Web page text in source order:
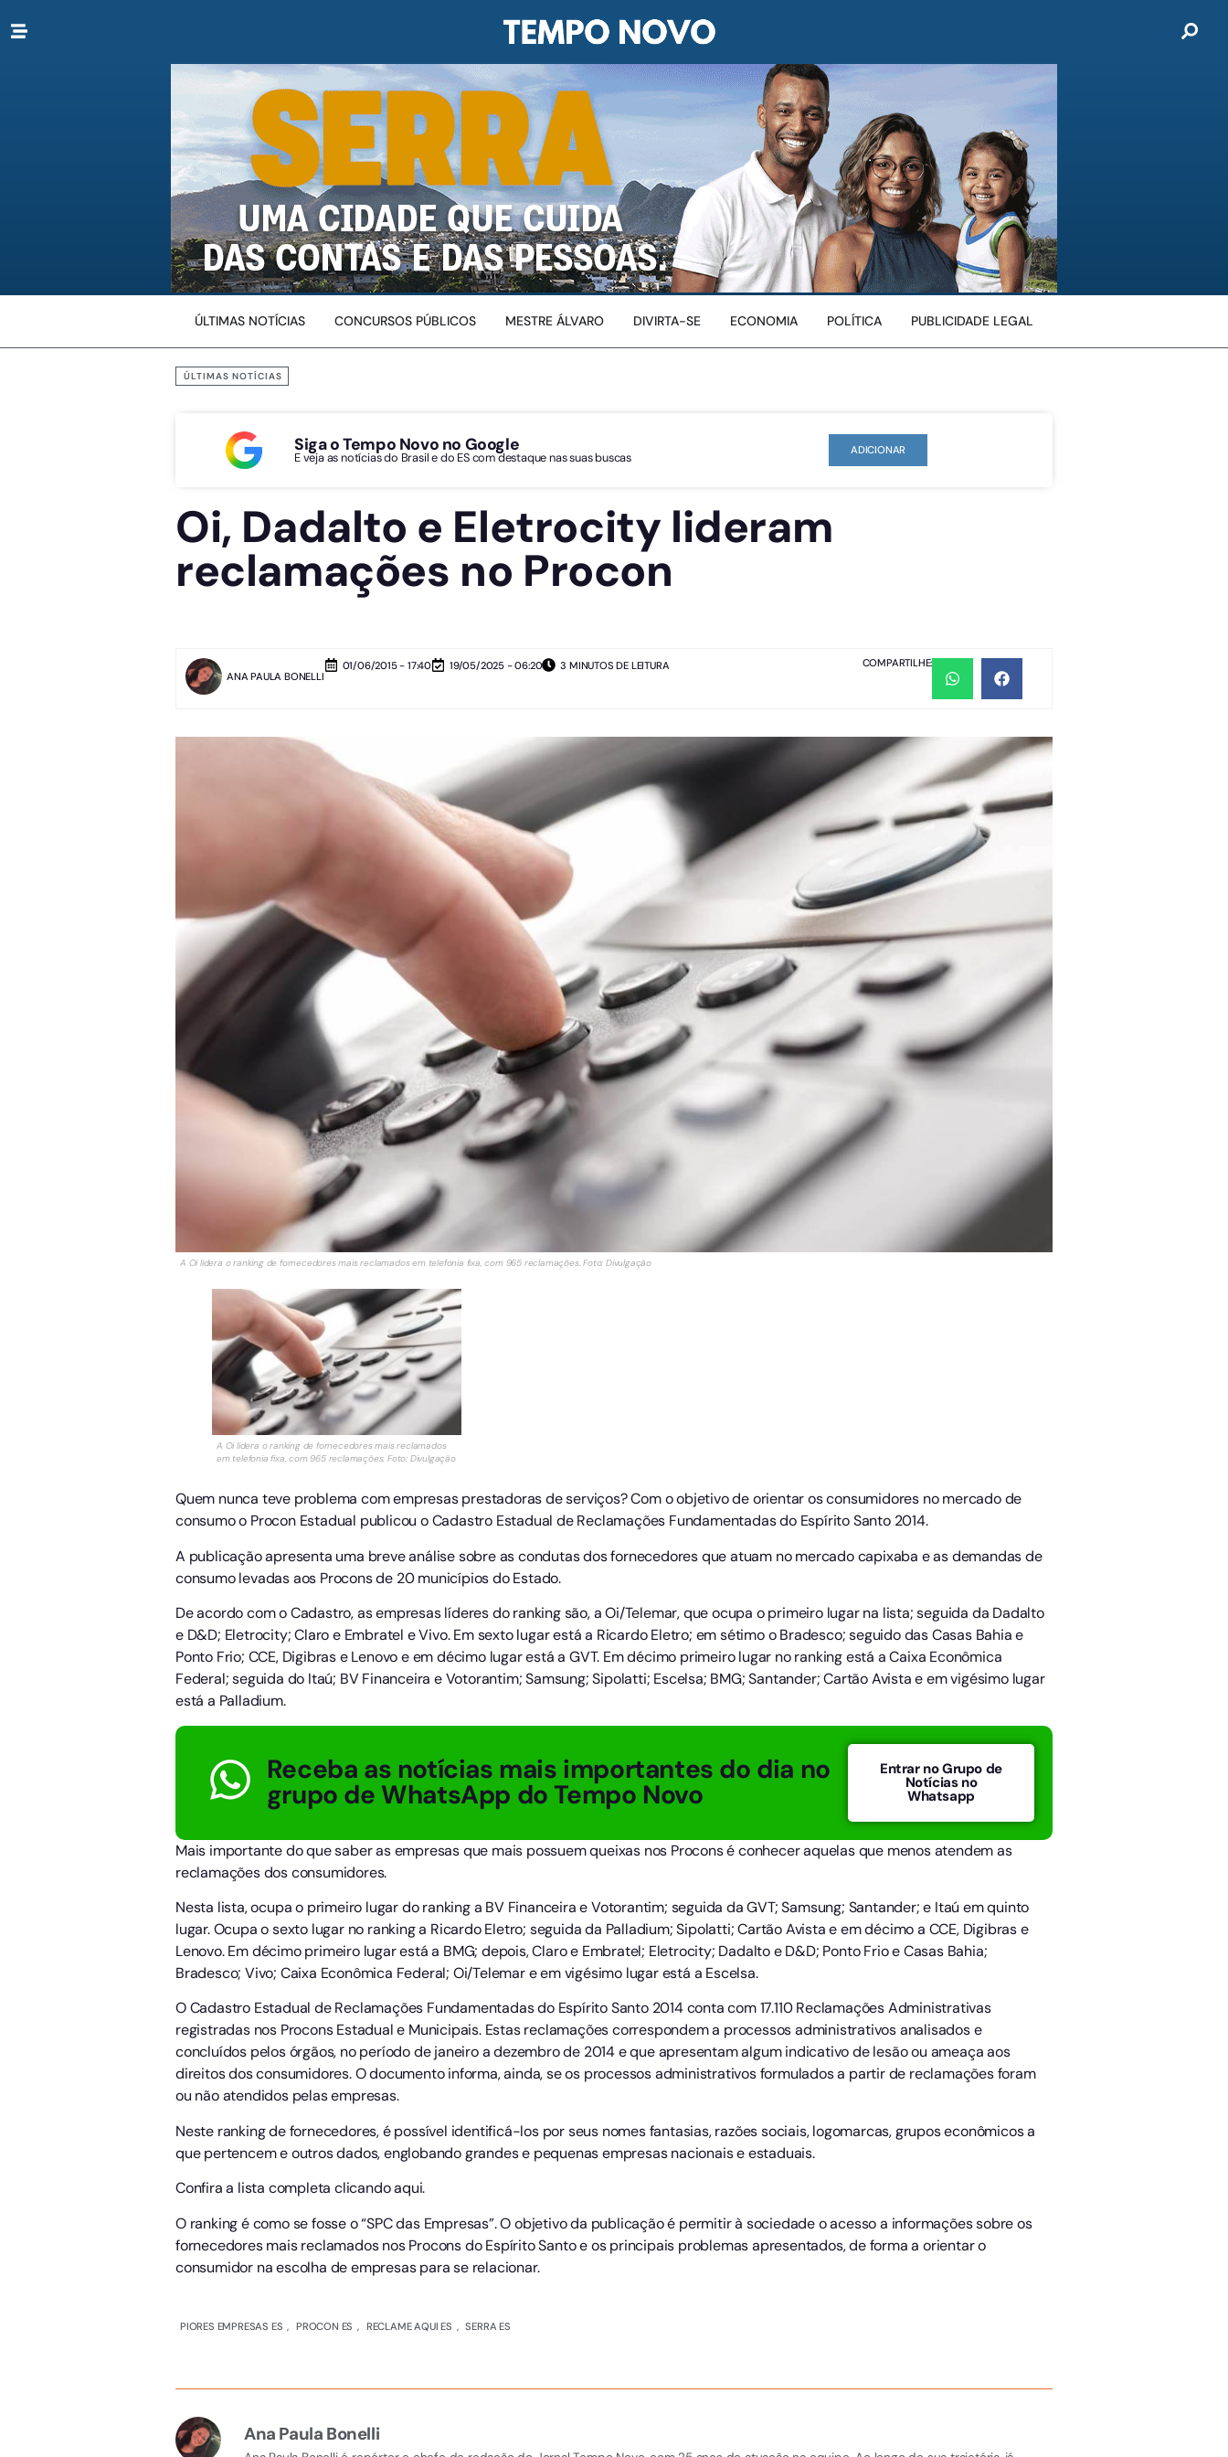
ÚLTIMAS NOTÍCIAS CONCURSOS PÚBLICOS MESTRE ÁLVARO DIVIRTA-SE ECONOMIA POLÍTICA PUBLICIDADE LEGAL
ÚLTIMAS NOTÍCIAS
Siga o Tempo Novo no Google
E veja as notícias do Brasil e do ES com destaque nas suas buscas ADICIONAR
Oi, Dadalto e Eletrocity lideram
reclamações no Procon
ANA PAULA BONELLI
01/06/2015 - 17:40 19/05/2025 - 06:20 3 MINUTOS DE LEITURA COMPARTILHE:
A Oi lidera o ranking de fornecedores mais reclamados em telefonia fixa, com 965 reclamações. Foto: Divulgação
A Oi lidera o ranking de fornecedores mais reclamados
em telefonia fixa, com 965 reclamações. Foto: Divulgação
Quem nunca teve problema com empresas prestadoras de serviços? Com o objetivo de orientar os consumidores no mercado de
consumo o Procon Estadual publicou o Cadastro Estadual de Reclamações Fundamentadas do Espírito Santo 2014.
A publicação apresenta uma breve análise sobre as condutas dos fornecedores que atuam no mercado capixaba e as demandas de
consumo levadas aos Procons de 20 municípios do Estado.
De acordo com o Cadastro, as empresas líderes do ranking são, a Oi/Telemar, que ocupa o primeiro lugar na lista; seguida da Dadalto
e D&D; Eletrocity; Claro e Embratel e Vivo. Em sexto lugar está a Ricardo Eletro; em sétimo o Bradesco; seguido das Casas Bahia e
Ponto Frio; CCE, Digibras e Lenovo e em décimo lugar está a GVT. Em décimo primeiro lugar no ranking está a Caixa Econômica
Federal; seguida do Itaú; BV Financeira e Votorantim; Samsung; Sipolatti; Escelsa; BMG; Santander; Cartão Avista e em vigésimo lugar
está a Palladium.
Receba as notícias mais importantes do dia no
grupo de WhatsApp do Tempo Novo
Entrar no Grupo de
Notícias no
Whatsapp
Mais importante do que saber as empresas que mais possuem queixas nos Procons é conhecer aquelas que menos atendem as
reclamações dos consumidores.
Nesta lista, ocupa o primeiro lugar do ranking a BV Financeira e Votorantim; seguida da GVT; Samsung; Santander; e Itaú em quinto
lugar. Ocupa o sexto lugar no ranking a Ricardo Eletro; seguida da Palladium; Sipolatti; Cartão Avista e em décimo a CCE, Digibras e
Lenovo. Em décimo primeiro lugar está a BMG; depois, Claro e Embratel; Eletrocity; Dadalto e D&D; Ponto Frio e Casas Bahia;
Bradesco; Vivo; Caixa Econômica Federal; Oi/Telemar e em vigésimo lugar está a Escelsa.
O Cadastro Estadual de Reclamações Fundamentadas do Espírito Santo 2014 conta com 17.110 Reclamações Administrativas
registradas nos Procons Estadual e Municipais. Estas reclamações correspondem a processos administrativos analisados e
concluídos pelos órgãos, no período de janeiro a dezembro de 2014 e que apresentam algum indicativo de lesão ou ameaça aos
direitos dos consumidores. O documento informa, ainda, se os processos administrativos formulados a partir de reclamações foram
ou não atendidos pelas empresas.
Neste ranking de fornecedores, é possível identificá-los por seus nomes fantasias, razões sociais, logomarcas, grupos econômicos a
que pertencem e outros dados, englobando grandes e pequenas empresas nacionais e estaduais.
Confira a lista completa clicando aqui.
O ranking é como se fosse o “SPC das Empresas”. O objetivo da publicação é permitir à sociedade o acesso a informações sobre os
fornecedores mais reclamados nos Procons do Espírito Santo e os principais problemas apresentados, de forma a orientar o
consumidor na escolha de empresas para se relacionar.
PIORES EMPRESAS ES , PROCON ES , RECLAME AQUI ES , SERRA ES
Ana Paula Bonelli